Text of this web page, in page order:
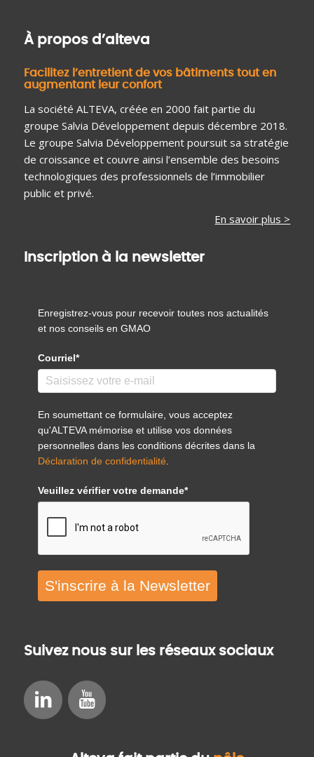
À propos d’alteva
Facilitez l’entretient de vos bâtiments tout en
augmentant leur confort
La société ALTEVA, créée en 2000 fait partie du
groupe Salvia Développement depuis décembre 2018.
Le groupe Salvia Développement poursuit sa stratégie
de croissance et couvre ainsi l’ensemble des besoins
technologiques des professionnels de l’immobilier
public et privé.
En savoir plus >
Inscription à la newsletter
Enregistrez-vous pour recevoir toutes nos actualités
et nos conseils en GMAO
Courriel*
En soumettant ce formulaire, vous acceptez
qu'ALTEVA mémorise et utilise vos données
personnelles dans les conditions décrites dans la
Déclaration de confidentialité.
Veuillez vérifier votre demande*
S'inscrire à la Newsletter
Suivez nous sur les réseaux sociaux